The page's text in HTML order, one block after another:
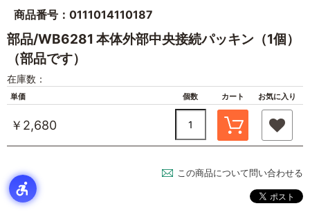
商品番号：0111014110187
部品/WB6281 本体外部中央接続パッキン（1個）
（部品です）
在庫数：
単価 個数 カート お気に入り
￥2,680
この商品について問い合わせる